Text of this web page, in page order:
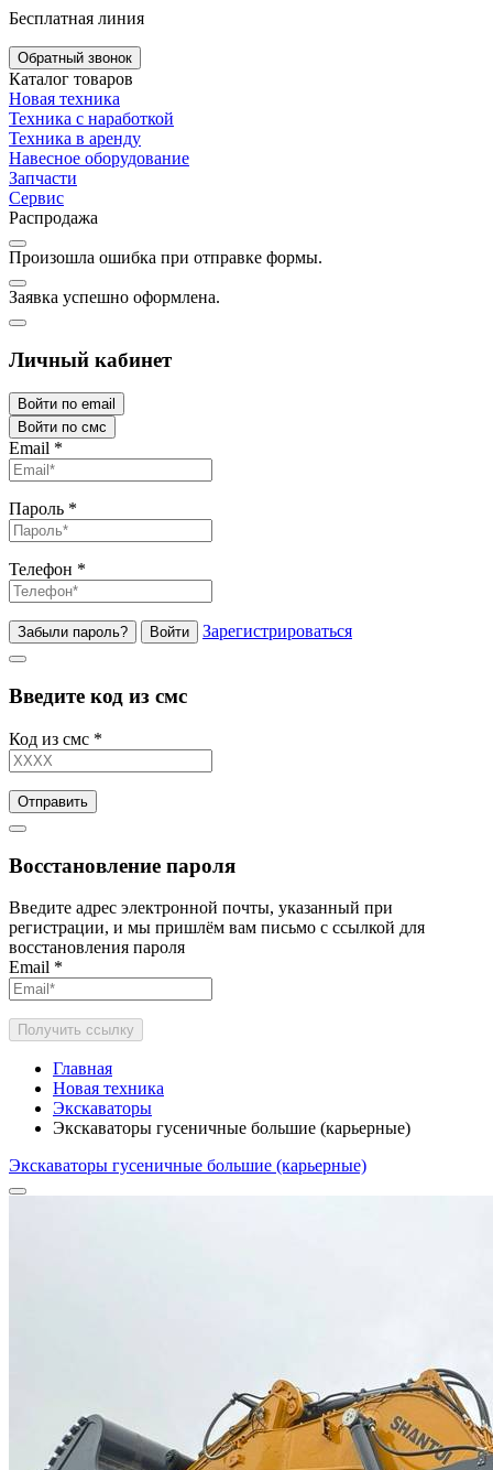
Бесплатная линия
Обратный звонок
Каталог товаров
Новая техника
Техника с наработкой
Техника в аренду
Навесное оборудование
Запчасти
Сервис
Распродажа
Произошла ошибка при отправке формы.
Заявка успешно оформлена.
Личный кабинет
Войти по email
Войти по смс
Email *
Пароль *
Телефон *
Забыли пароль? Войти Зарегистрироваться
Введите код из смс
Код из смс *
Отправить
Восстановление пароля
Введите адрес электронной почты, указанный при
регистрации, и мы пришлём вам письмо с ссылкой для
восстановления пароля
Email *
Получить ссылку
Главная
Новая техника
Экскаваторы
Экскаваторы гусеничные большие (карьерные)
Экскаваторы гусеничные большие (карьерные)